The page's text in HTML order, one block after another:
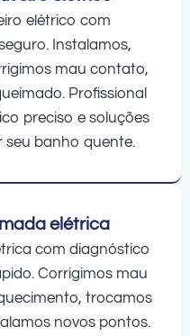
elétrico com
Instalamos,
mau contato,
Profissional
preciso e soluções
banho quente.
elétrica
com diagnóstico
Corrigimos mau
trocamos
novos pontos.